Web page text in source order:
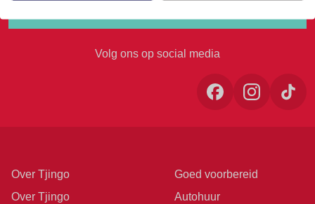
Volg ons op social media
Over Tjingo
Over Tjingo
Goed voorbereid
Autohuur